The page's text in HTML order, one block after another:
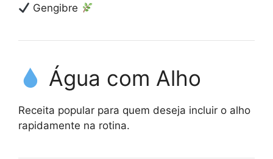
Gengibre
Água com Alho
Receita popular para quem deseja incluir o alho
rapidamente na rotina.